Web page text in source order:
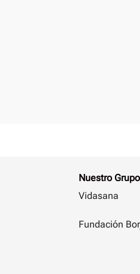
Nuestro Grupo
Vidasana
Fundación